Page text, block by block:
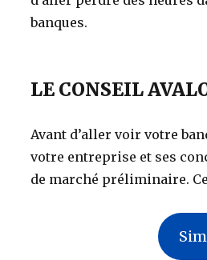
banques.
LE CONSEIL
Avant d’aller voir votre
votre entreprise et ses
de marché préliminaire.